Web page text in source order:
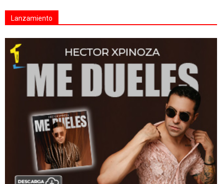
Lanzamiento